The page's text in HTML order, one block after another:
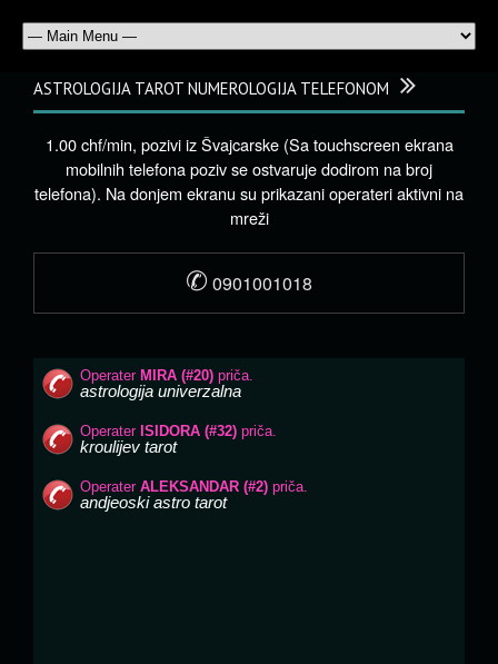
ASTROLOGIJA TAROT NUMEROLOGIJA TELEFONOM
1.00 chf/min, pozivi iz Švajcarske (Sa touchscreen ekrana
mobilnih telefona poziv se ostvaruje dodirom na broj
telefona). Na donjem ekranu su prikazani operateri aktivni na
mreži
✆ 0901001018